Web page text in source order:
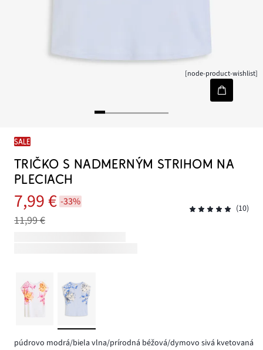
[node-product-wishlist]
SALE
TRIČKO S NADMERNÝM STRIHOM NA
PLECIACH
7,99 € -33%
11,99 €
(10)
púdrovo modrá/biela vlna/prírodná béžová/dymovo sivá kvetovaná